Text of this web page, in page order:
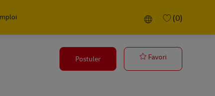
Language selected
(0)
Postuler FavoriOperátor/ka